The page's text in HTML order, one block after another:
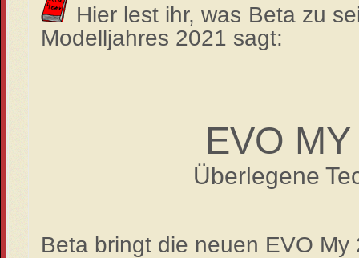
Hier lest ihr, was Beta zu
Modelljahres 2021 sagt:
EVO
Überlegene
Beta bringt die neuen EVO My